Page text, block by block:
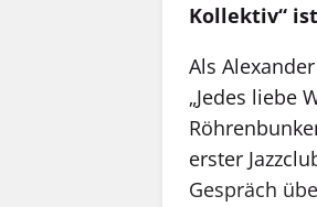
Kollektiv“
Als
„Jedes liebe
erster
Gespräch